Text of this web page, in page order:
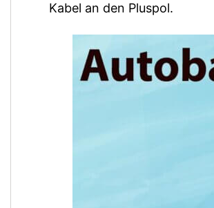
Kabel an den Pluspol.